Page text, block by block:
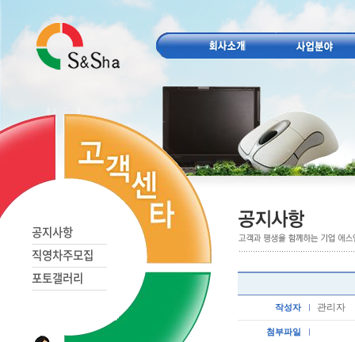
공지사항
직영차주모집
포토갤러리
작성자 관리자
첨부파일